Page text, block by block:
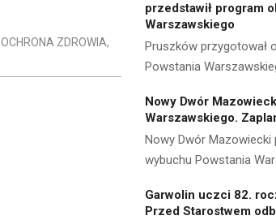
OCHRONA ZDROWIA,
przedstawił program
Warszawskiego
Pruszków przygotował
Powstania
Nowy Dwór
Warszawskiego.
Nowy Dwór
wybuchu Powstania
Garwolin uczci 82.
Przed Starostwem